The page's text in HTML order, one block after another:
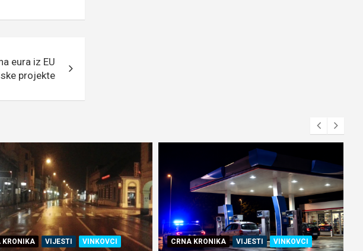
eura iz EU
projekte
KRONIKA VIJESTI VINKOVCI CRNA KRONIKA VIJESTI VINKOVCI